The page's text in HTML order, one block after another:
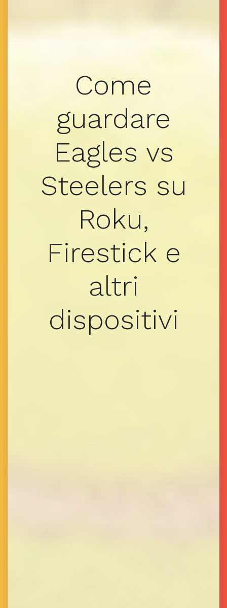
Come
guardare
Eagles vs
Steelers su
Roku,
Firestick e
altri
dispositivi